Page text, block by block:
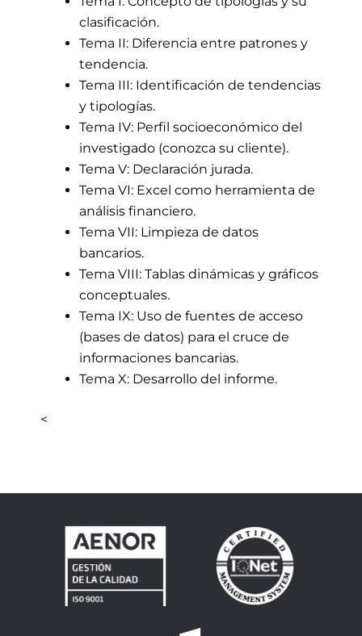
clasificación.
Tema II: Diferencia entre patrones y
tendencia.
Tema III: Identificación de tendencias
y tipologías.
Tema IV: Perfil socioeconómico del
investigado (conozca su cliente).
Tema V: Declaración jurada.
Tema VI: Excel como herramienta de
análisis financiero.
Tema VII: Limpieza de datos
bancarios.
Tema VIII: Tablas dinámicas y gráficos
conceptuales.
Tema IX: Uso de fuentes de acceso
(bases de datos) para el cruce de
informaciones bancarias.
Tema X: Desarrollo del informe.
<